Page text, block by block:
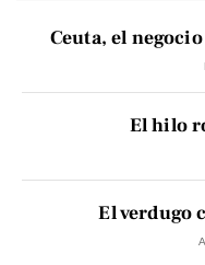
Ceuta, el
El hilo
El verdugo